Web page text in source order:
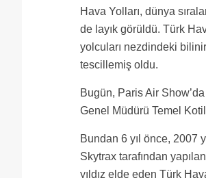
ve düzen eşitligi
duyarlarda Flying
Hava Yolları, dünya
de layık görüldü. Türk
yolcuları nezdindeki
tescillemiş oldu.
Bugün, Paris Air
Genel Müdürü Temel
Bundan 6 yıl önce, 2007
Skytrax tarafından
yıldız elde eden Türk